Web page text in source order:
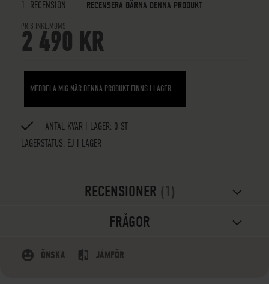
5OUT OF5
STARS
1 RECENSION RECENSERA GÄRNA DENNA PRODUKT
PRIS INKL.MOMS
2 490 KR
MEDDELA MIG NÄR DENNA PRODUKT FINNS I LAGER
LAGERSTATUS: EJ I LAGER
ANTAL KVAR I LAGER: 0 ST
RECENSIONER 1
FRÅGOR
ÖNSKA JÄMFÖR